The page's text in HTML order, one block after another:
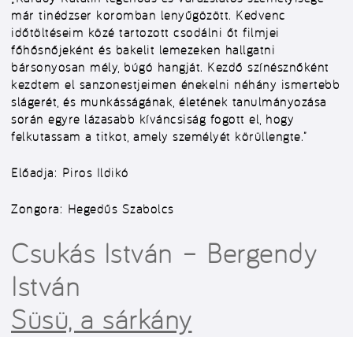
már tinédzser koromban lenyűgözött. Kedvenc
időtöltéseim közé tartozott csodálni őt filmjei
főhősnőjeként és bakelit lemezeken hallgatni
bársonyosan mély, búgó hangját. Kezdő színésznőként
kezdtem el sanzonestjeimen énekelni néhány ismertebb
slágerét, és munkásságának, életének tanulmányozása
során egyre lázasabb kíváncsiság fogott el, hogy
felkutassam a titkot, amely személyét körüllengte.”
Előadja: Piros Ildikó
Zongora: Hegedűs Szabolcs
Csukás István – Bergendy
István
Süsü, a sárkány